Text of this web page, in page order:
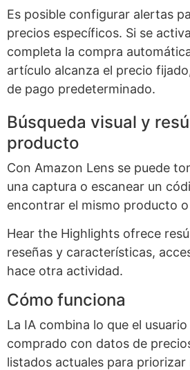
Es posible configurar alertas
precios específicos. Si se
completa la compra
artículo alcanza el precio
de pago predeterminado.
Búsqueda visual y
producto
Con Amazon Lens se puede
una captura o escanear un
encontrar el mismo producto o
Hear the Highlights ofrece
reseñas y características,
hace otra actividad.
Cómo funciona
La IA combina lo que el
comprado con datos de
listados actuales para